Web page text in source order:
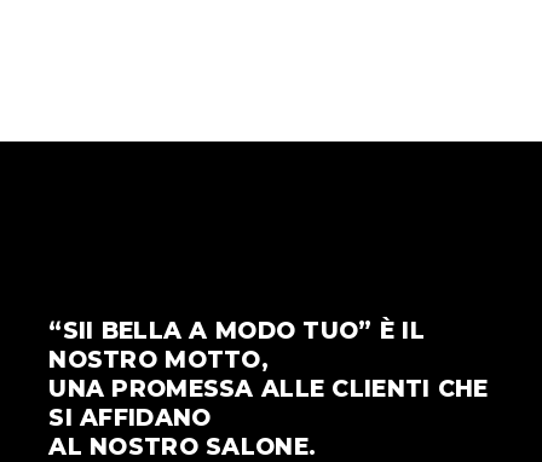
“SII BELLA A MODO TUO” È IL
NOSTRO MOTTO,
UNA PROMESSA ALLE CLIENTI CHE
SI AFFIDANO
AL NOSTRO SALONE.